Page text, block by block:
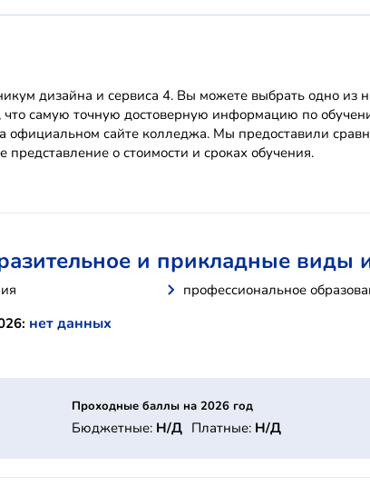
дизайна и сервиса 4. Вы можете выбрать одно из
что самую точную достоверную информацию по
официальном сайте колледжа. Мы предоставили
о стоимости и сроках обучения.
и прикладные виды
профессиональное
нет данных
Проходные баллы на 2026 год
Бюджетные: Н/Д Платные: Н/Д